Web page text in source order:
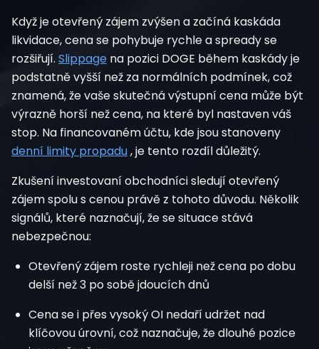
Když je otevřený zájem zvýšen a začíná kaskáda
likvidace, cena se pohybuje rychle a spready se
rozšiřují. Slippage na pozici DOGE během kaskády je
podstatně vyšší než za normálních podmínek, což
znamená, že vaše skutečná výstupní cena může být
výrazně horší než cena, na které byl nastaven váš
stop. Na financovaném účtu, kdejsou stanoveny
denní limity propadu, je tento rozdíl důležitý.
Zkušení investovaní obchodníci sledují otevřený
zájem spolu s cenou právě z tohoto důvodu. Několik
signálů, které naznačují, že se situace stává
nebezpečnou:
Otevřený zájem roste rychleji než cena po dobu
delší než 3 po sobě jdoucích dnů
Cena se i přes vysoký OI nedaří udržet nad
klíčovou úrovní, což naznačuje, že dlouhé pozice